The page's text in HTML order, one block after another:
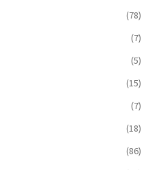
(78)
(7)
(5)
(15)
(7)
(18)
(86)